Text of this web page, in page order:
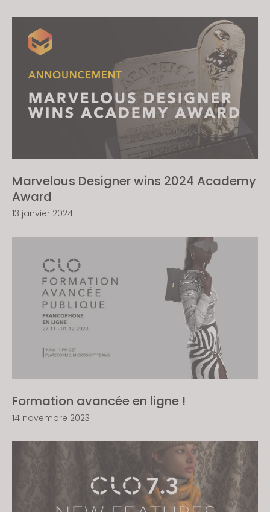
Marvelous Designer wins 2024 Academy
Award
13 janvier 2024
Formation avancée en ligne !
14 novembre 2023